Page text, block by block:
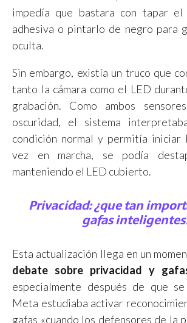
impedía que bastara con tapar
adhesiva o pintarlo de negro para
oculta.
Sin embargo, existía un truco que
tanto la cámara como el LED
grabación. Como ambos
oscuridad, el sistema
condición normal y permitía iniciar
vez en marcha, se podía
manteniendo el LED cubierto.
Privacidad: ¿que tan
gafas
Esta actualización llega en un
debate sobre privacidad y
especialmente después de que
Meta estudiaba activar
gafas «cuando los defensores de la